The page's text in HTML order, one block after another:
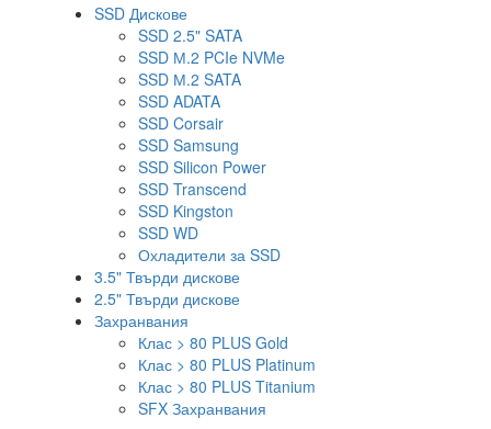
SSD Дискове
SSD 2.5" SATA
SSD М.2 PCIe NVMe
SSD М.2 SATA
SSD ADATA
SSD Corsair
SSD Samsung
SSD Silicon Power
SSD Transcend
SSD Kingston
SSD WD
Охладители за SSD
3.5" Твърди дискове
2.5" Твърди дискове
Захранвания
Клас > 80 PLUS Gold
Клас > 80 PLUS Platinum
Клас > 80 PLUS Titanium
SFX Захранвания